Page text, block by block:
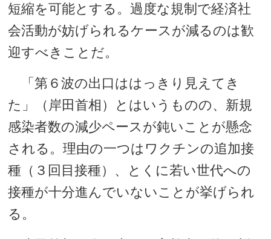
短縮を可能とする。過度な規制で経済社
会活動が妨げられるケースが減るのは歓
迎すべきことだ。
「第６波の出口ははっきり見えてき
た」（岸田首相）とはいうものの、新規
感染者数の減少ペースが鈍いことが懸念
される。理由の一つはワクチンの追加接
種（３回目接種）、とくに若い世代への
接種が十分進んでいないことが挙げられ
る。